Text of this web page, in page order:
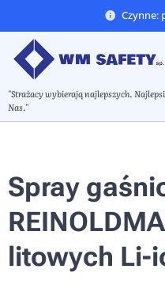
Czynne:
"Strażacy wybierają najlepszych.
Nas."
Spray
litowych Li-